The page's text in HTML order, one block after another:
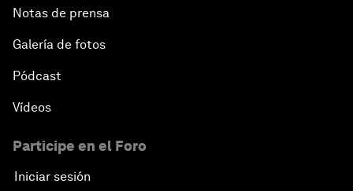
Notas de prensa
Galería de fotos
Pódcast
Vídeos
Participe en el Foro
Iniciar sesión